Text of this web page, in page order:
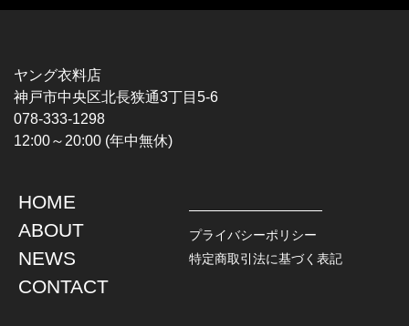
MUSIC TEE
HARDCORE / PUNK
PROGLESSIVE ROCK
POPS
SOUL / R&B
T-SHIRTS
CHAMPION
TOPS
L / S SHIRT
S / S SHIRT
HAWAIIAN SHIRT
JACKET
DENIM
LEATHER
ヤング衣料店
神戸市中央区北長狭通3丁目5-6
078-333-1298
12:00～20:00 (年中無休)
HOME
ABOUT
NEWS
CONTACT
プライバシーポリシー
特定商取引法に基づく表記